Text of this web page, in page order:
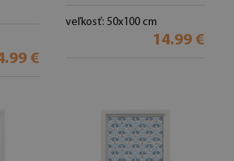
€
veľkosť: 50x100 cm
14.99 €